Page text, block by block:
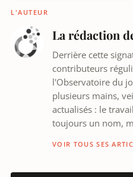
L'AUTEUR
La rédaction
Derrière cette
contributeurs
l'Observatoire du
plusieurs mains,
actualisés : le
toujours un nom,
VOIR TOUS SES